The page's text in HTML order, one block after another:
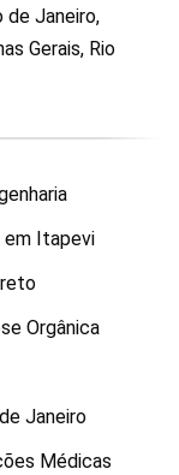
de Janeiro,
Gerais, Rio
em Itapevi
Orgânica
Janeiro
Médicas